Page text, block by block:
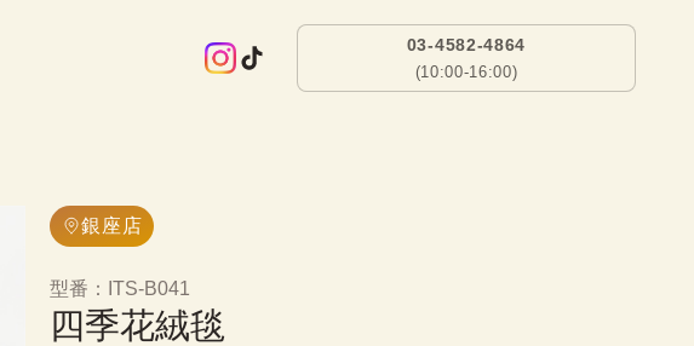
03-4582-4864
(10:00-16:00)
銀座店
型番 ： ITS-B041
四季花絨毯